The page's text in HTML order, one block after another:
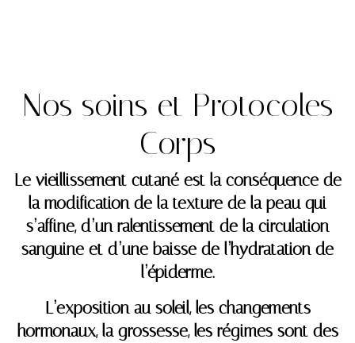
Nos soins et Protocoles
Corps
Le vieillissement cutané est la conséquence de
la modification de la texture de la peau qui
s’affine, d’un ralentissement de la circulation
sanguine et d’une baisse de l’hydratation de
l’épiderme.
L’exposition au soleil, les changements
hormonaux, la grossesse, les régimes sont des